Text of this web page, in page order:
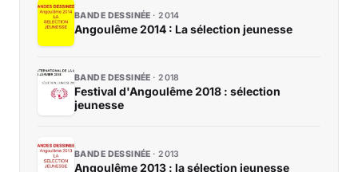
BANDE DESSINÉE 2014
Angoulême 2014 : La sélection jeunesse
BANDE DESSINÉE 2018
Festival d'Angoulême 2018 : sélection
jeunesse
BANDE DESSINÉE 2013
Angoulême 2013 : la sélection jeunesse